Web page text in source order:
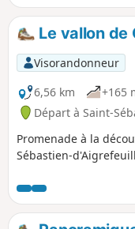
limpides sillonnent
un passage parmi
Le vallon de
Visorandonneur
6,56 km
+165
Départ à Saint-
Promenade à la
Sébastien-